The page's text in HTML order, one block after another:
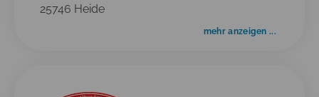
25746 Heide
mehr anzeigen ...